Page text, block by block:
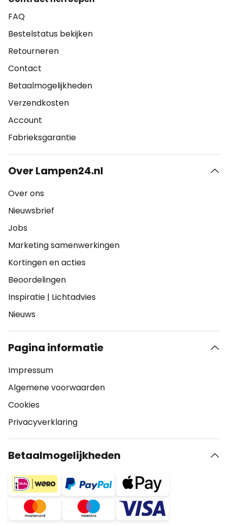
FAQ
Bestelstatus bekijken
Retourneren
Contact
Betaalmogelijkheden
Verzendkosten
Account
Fabrieksgarantie
Over Lampen24.nl
Over ons
Nieuwsbrief
Jobs
Marketing samenwerkingen
Kortingen en acties
Beoordelingen
Inspiratie | Lichtadvies
Nieuws
Pagina informatie
Impressum
Algemene voorwaarden
Cookies
Privacyverklaring
Betaalmogelijkheden